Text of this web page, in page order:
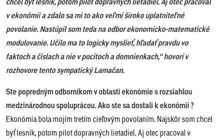
v ekonómii a zdalo sa mi to ako veľmi široko uplatniteľné
povolanie. Nastúpil som teda na odbor ekonomicko-matematické
modulovanie. Učilo ma to logicky myslieť, hľadať pravdu vo
faktoch a číslach a nie v pocitoch a domnienkach,“ hovorí v
rozhovore tento sympatický Lamačan.
Ste popredným odborníkom v oblasti ekonómie s rozsiahlou
medzinárodnou spoluprácou. Ako ste sa dostali k ekonómii ?
Ekonómia bola mojím tretím cieľovým povolaním. Najskôr som chcel
byť lesník, potom pilot dopravných lietadiel. Aj otec pracoval v